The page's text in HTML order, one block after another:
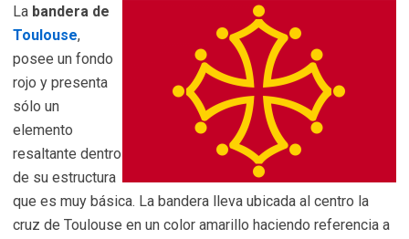
La bandera de
Toulouse,
posee un fondo
rojo y presenta
sólo un
elemento
resaltante dentro
de su estructura
que es muy básica. La bandera lleva ubicada al centro la
cruz de Toulouse en un color amarillo haciendo referencia a